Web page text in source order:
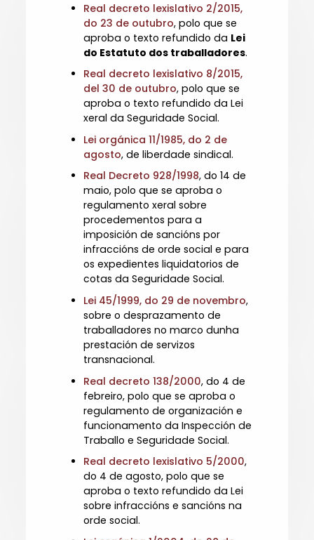
Real decreto lexislativo 2/2015,
do 23 de outubro, polo que se
aproba o texto refundido da Lei
do Estatuto dos traballadores.
Real decreto lexislativo 8/2015,
del 30 de outubro, polo que se
aproba o texto refundido da Lei
xeral da Seguridade Social.
Lei orgánica 11/1985, do 2 de
agosto, de liberdade sindical.
Real Decreto 928/1998, do 14 de
maio, polo que se aproba o
regulamento xeral sobre
procedementos para a
imposición de sancións por
infraccións de orde social e para
os expedientes liquidatorios de
cotas da Seguridade Social.
Lei 45/1999, do 29 de novembro,
sobre o desprazamento de
traballadores no marco dunha
prestación de servizos
transnacional.
Real decreto 138/2000, do 4 de
febreiro, polo que se aproba o
regulamento de organización e
funcionamento da Inspección de
Traballo e Seguridade Social.
Real decreto lexislativo 5/2000,
do 4 de agosto, polo que se
aproba o texto refundido da Lei
sobre infraccións e sancións na
orde social.